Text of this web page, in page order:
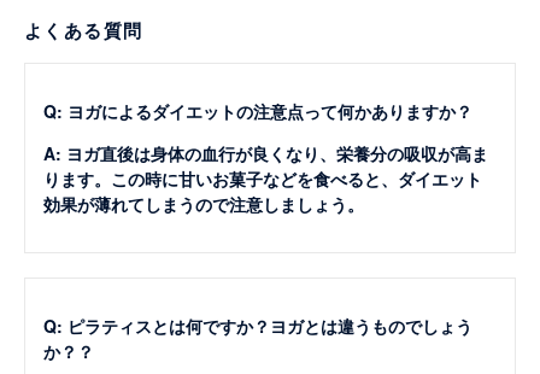
よくある質問
Q: ヨガによるダイエットの注意点って何かありますか？
A: ヨガ直後は身体の血行が良くなり、栄養分の吸収が高ま
ります。この時に甘いお菓子などを食べると、ダイエット
効果が薄れてしまうので注意しましょう。
Q: ピラティスとは何ですか？ヨガとは違うものでしょう
か？？